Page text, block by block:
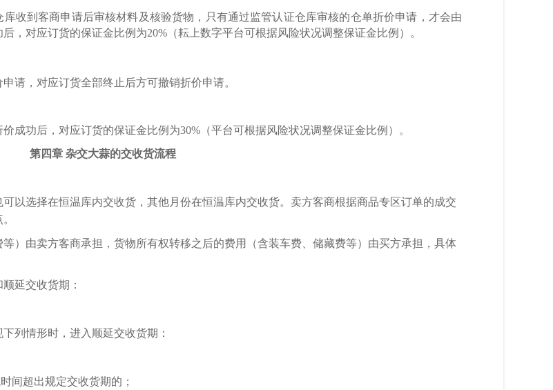
收到客商申请后审核材料及核验货物，只有通过监管认证仓库审核的仓单折价申请，才会由
，对应订货的保证金比例为20% （耘上数字平台可根据风险状况调整保证金比例）。
请，对应订货全部终止后方可撤销折价申请。
成功后，对应订货的保证金比例为30%（平台可根据风险状况调整保证金比例）。
第四章 杂交大蒜的交收货流程
以选择在恒温库内交收货，其他月份在恒温库内交收货。卖方客商根据商品专区订单的成交
）由卖方客商承担，货物所有权转移之后的费用（含装车费、储藏费等）由买方承担，具体
延交收货期：
列情形时，进入顺延交收货期：
间超出规定交收货期的；